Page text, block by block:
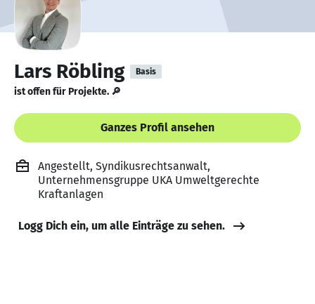
Lars Röbling Basis
ist offen für Projekte. 🔎
Ganzes Profil ansehen
Angestellt, Syndikusrechtsanwalt,
Unternehmensgruppe UKA Umweltgerechte
Kraftanlagen
Logg Dich ein, um alle Einträge zu sehen.